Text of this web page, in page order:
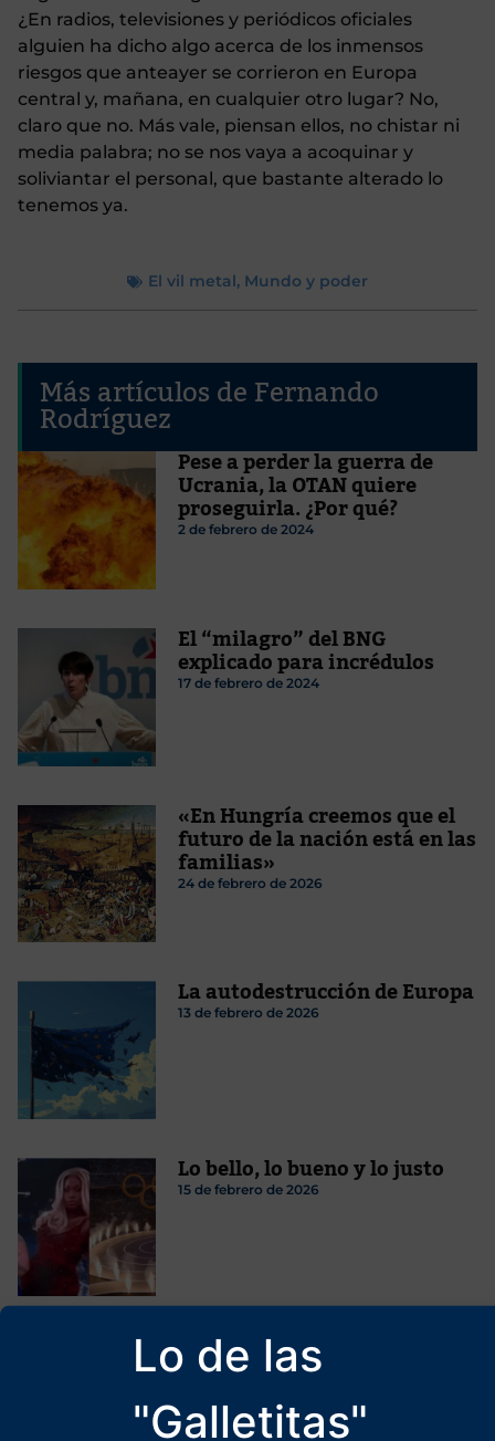
Lo de las
"Galletitas"
¿En radios, televisiones y periódicos oficiales
alguien ha dicho algo acerca de los inmensos
riesgos que anteayer se corrieron en Europa
central y, mañana, en cualquier otro lugar? No,
claro que no. Más vale, piensan ellos, no chistar ni
media palabra; no se nos vaya a acoquinar y
soliviantar el personal, que bastante alterado lo
tenemos ya.
El vil metal, Mundo y poder
Más artículos de Fernando
Rodríguez
Pese a perder la guerra de
Ucrania, la OTAN quiere
proseguirla. ¿Por qué?
2 de febrero de 2024
El “milagro” del BNG
explicado para incrédulos
17 de febrero de 2024
«En Hungría creemos que el
futuro de la nación está en las
familias»
24 de febrero de 2026
La autodestrucción de Europa
13 de febrero de 2026
Lo bello, lo bueno y lo justo
15 de febrero de 2026
Contra borregos y sumisos.
¡Adelante en la lucha y la
25 de septiembre de 2024